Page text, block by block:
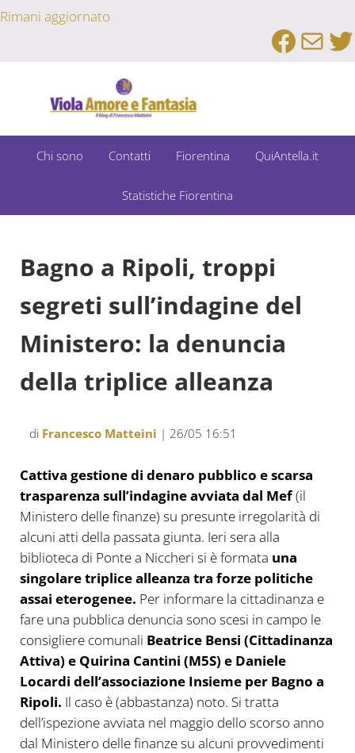
Passa al contenuto principale
Skip to after header navigation
Skip to site footer
Rimani aggiornato
Viola Amore e Fantasia
Chi sono Contatti Fiorentina QuiAntella.it
Statistiche Fiorentina
Bagno a Ripoli, troppi
segreti sull’indagine del
Ministero: la denuncia
della triplice alleanza
di Francesco Matteini | 26/05 16:51
Cattiva gestione di denaro pubblico e scarsa
trasparenza sull’indagine avviata dal Mef(il
Ministero delle finanze) su presunte irregolarità di
alcuni atti della passata giunta. Ieri sera alla
biblioteca di Ponte a Niccheri si è formata una
singolare triplice alleanza tra forze politiche
assai eterogenee. Per informare la cittadinanza e
fare una pubblica denuncia sono scesi in campo le
consigliere comunali Beatrice Bensi (Cittadinanza
Attiva) e Quirina Cantini (M5S) e Daniele
Locardi dell’associazione Insieme per Bagno a
Ripoli. Il caso è (abbastanza) noto. Si tratta
dell’ispezione avviata nel maggio dello scorso anno
dal Ministero delle finanze su alcuni provvedimenti